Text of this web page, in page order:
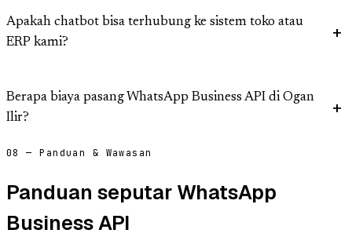
Apakah chatbot bisa terhubung ke sistem toko atau
ERP kami?
Berapa biaya pasang WhatsApp Business API di Ogan
Ilir?
08 — Panduan & Wawasan
Panduan seputar WhatsApp
Business API